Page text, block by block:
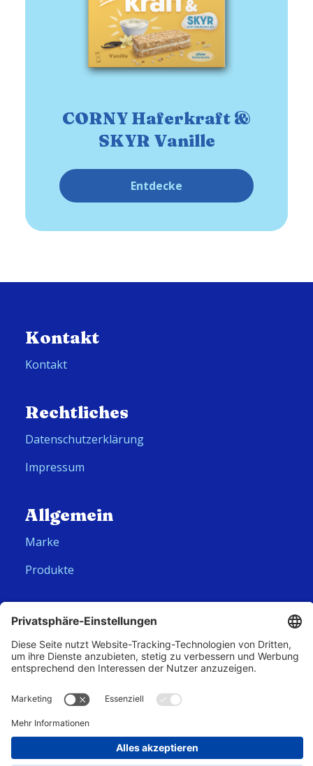
CORNY Haferkraft &
SKYR Vanille
Entdecke
Kontakt
Kontakt
Rechtliches
Datenschutzerklärung
Impressum
Allgemein
Marke
Produkte
Folge uns
Hero Global
Copyright © Corny 2026